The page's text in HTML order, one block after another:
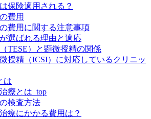
保険適用される？
費用
費用に関する注意事項
選ばれる理由と適応
TESE）と顕微授精の関係
授精（ICSI）に対応しているクリニッ
は
療とは_top
検査方法
療にかかる費用は？